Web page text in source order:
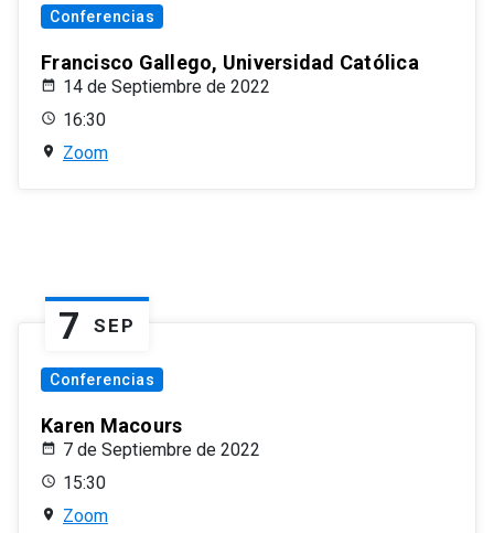
Conferencias
Francisco Gallego, Universidad Católica
14 de Septiembre de 2022
16:30
Zoom
7 SEP
Conferencias
Karen Macours
7 de Septiembre de 2022
15:30
Zoom